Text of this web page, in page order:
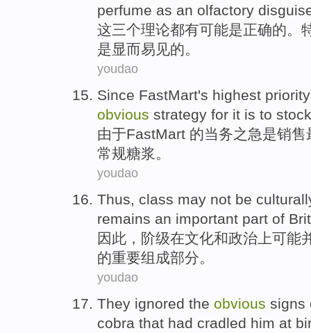
perfume as an olfactory
这三个理论都有可能是正确的。
是显而易见的。
youdao
Since FastMart's highest priority
obvious strategy for it is to stock
由于FastMart 的当务之急是销售
常规糖浆。
youdao
Thus, class may not be
remains an important part of
因此 ， 阶级在文化和政治上可能
的重要组成部分。
youdao
They ignored the obvious signs
cobra that had cradled him at